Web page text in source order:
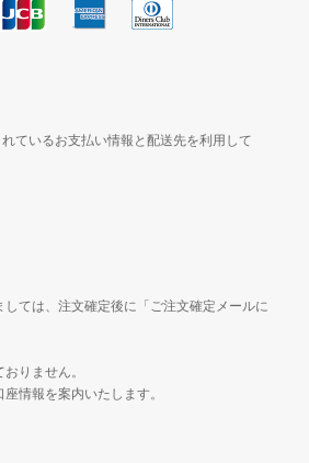
ているお支払い情報と配送先を利用して
ては、注文確定後に「ご注文確定メールに
りません。
情報を案内いたします。